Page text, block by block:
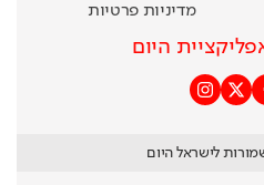
מדיניות פרטיות
היום
לישראל היום